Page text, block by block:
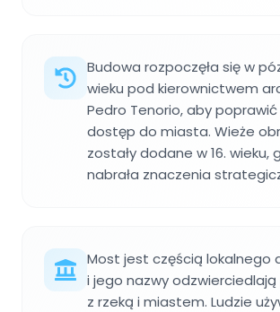
Budowa rozpoczęła się w
wieku pod kierownictwem
Pedro Tenorio, aby
dostęp do miasta. Wieże
zostały dodane w 16. wieku,
nabrała znaczenia
Most jest częścią lokalnego
i jego nazwy
z rzeką i miastem. Ludzie